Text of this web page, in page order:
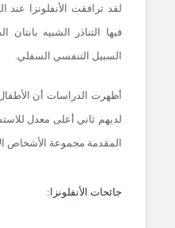
لقد ترافقت الأنفلونزا
فيها التناذر الشبيه
السبيل التنفسي السفلي.
لديهم ثاني أعلى معدل
المقدمة مجموعة الأشخاص الأكبر
جائحات الأنفلونزا: